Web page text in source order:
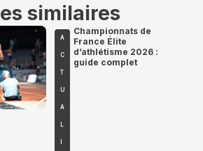
similaires
A
C
T
U
A
Championnats de
France Élite
d’athlétisme 2026 :
guide complet